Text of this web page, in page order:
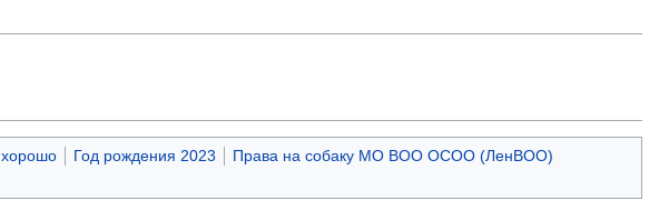
Год рождения 2023
Права на собаку МО ВОО ОСОО (ЛенВОО)